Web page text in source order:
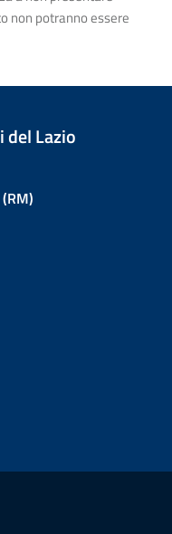
non potranno essere
del Lazio